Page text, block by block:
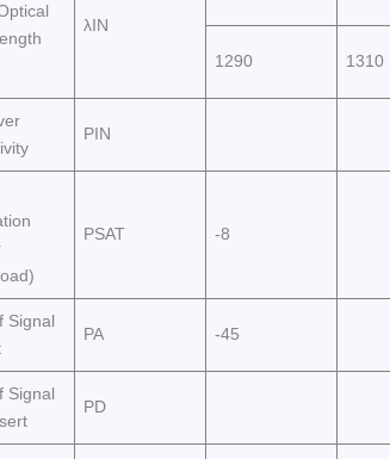
λIN
1290 1310
PIN
PSAT -8
Signal
PA -45
Signal
PD